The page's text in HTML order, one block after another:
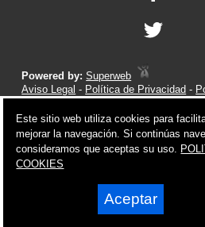
Powered by:Superweb
Aviso Legal - Política de Privacidad -
Este sitio web utiliza cookies para
mejorar la navegación. Si continúas
consideramos que aceptas su uso.
COOKIES
Aceptar